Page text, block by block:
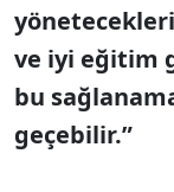
ve iyi eğitim
bu
geçebilir.”